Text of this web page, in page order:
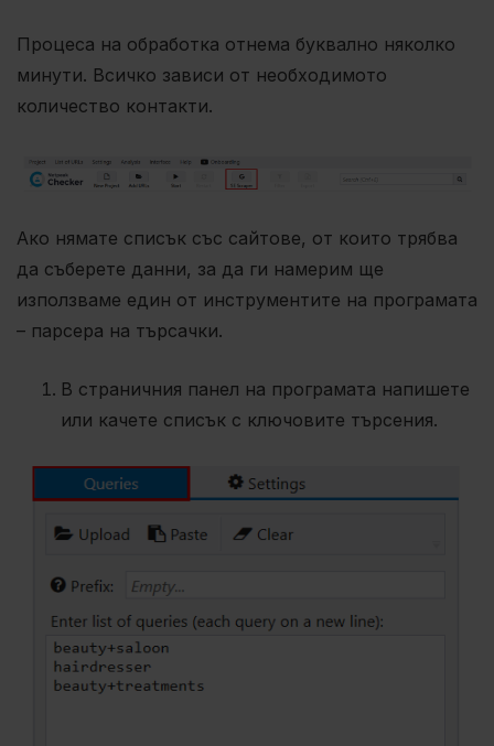
Процеса на обработка отнема буквално няколко
минути. Всичко зависи от необходимото
количество контакти.
Ако нямате списък със сайтове, от които трябва
да съберете данни, за да ги намерим ще
използваме един от инструментите на програмата
– парсера на търсачки.
В страничния панел на програмата напишете
или качете списък с ключовите търсения.